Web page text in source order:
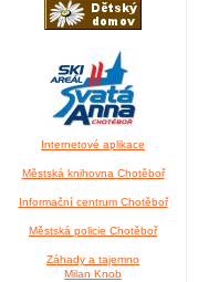
Internetové aplikace
Městská knihovna Chotěboř
Informační centrum Chotěboř
Městská policie Chotěboř
Záhady a tajemno
Milan Knob